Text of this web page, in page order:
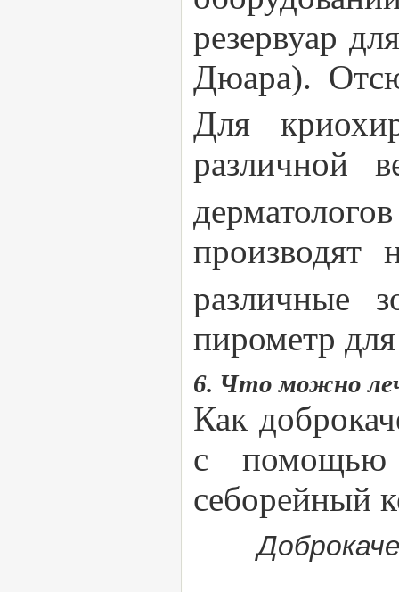
резервуар
Дюара).
Для
различной
производят
различные
пирометр
6. Что можно
Как
с помощью
себорейный